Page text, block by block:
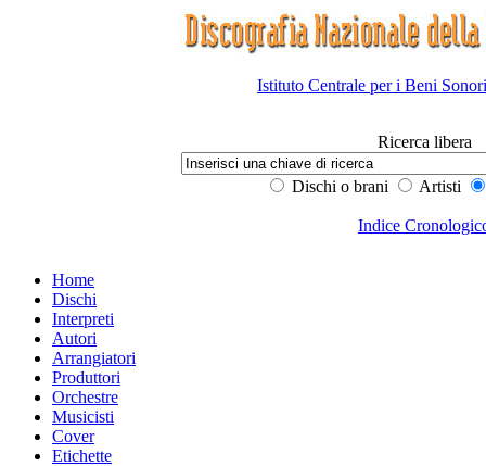
Istituto Centrale per i Beni
Ricerca libera
Dischi o brani Artisti
Indice
Home
Dischi
Interpreti
Autori
Arrangiatori
Produttori
Orchestre
Musicisti
Cover
Etichette